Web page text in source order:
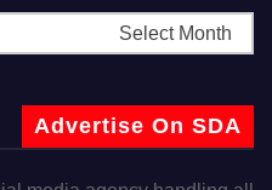
Advertise On SDA